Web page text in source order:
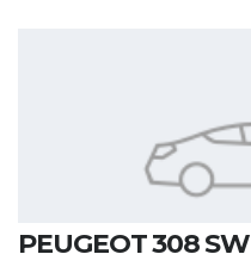
PEUGEOT 308 SW